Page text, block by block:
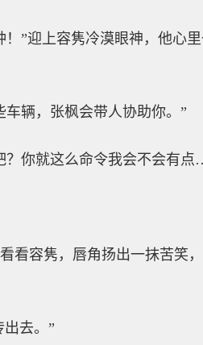
”迎上容隽冷漠眼神，他心
辆，张枫会带人协助你。”
？你就这么命令我会不会有
看容隽，唇角扬出一抹苦笑
去。”